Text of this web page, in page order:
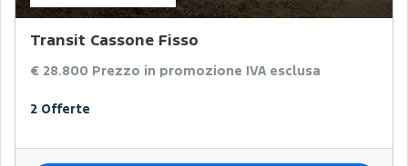
Transit Cassone Fisso
€ 28.800 Prezzo in promozione IVA esclusa
2 Offerte